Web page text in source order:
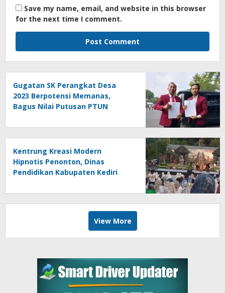
Save my name, email, and website in this browser
for the next time I comment.
Gugatan SK Perangkat Desa
2023 Berpotensi Memanas,
Bagus Nilai Putusan PTUN
Kentrung Kreasi Modern
Hipnotis Penonton, Dinas
Pendidikan Kabupaten Kediri
View More